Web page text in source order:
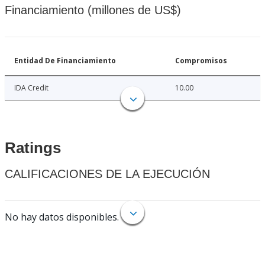
Financiamiento (millones de US$)
Entidad De Financiamiento Compromisos
IDA Credit 10.00
Ratings
CALIFICACIONES DE LA EJECUCIÓN
No hay datos disponibles.